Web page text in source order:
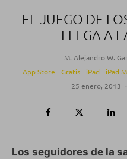
EL JUEGO DE
LLEGA A
M. Alejandro W.
App Store
Gratis iPad iPad
25 enero, 2013 ·
Los seguidores de la